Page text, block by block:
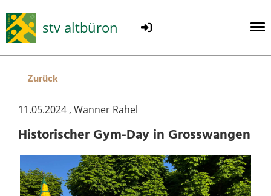
stv altbüron
Zurück
11.05.2024 , Wanner Rahel
Historischer Gym-Day in Grosswangen